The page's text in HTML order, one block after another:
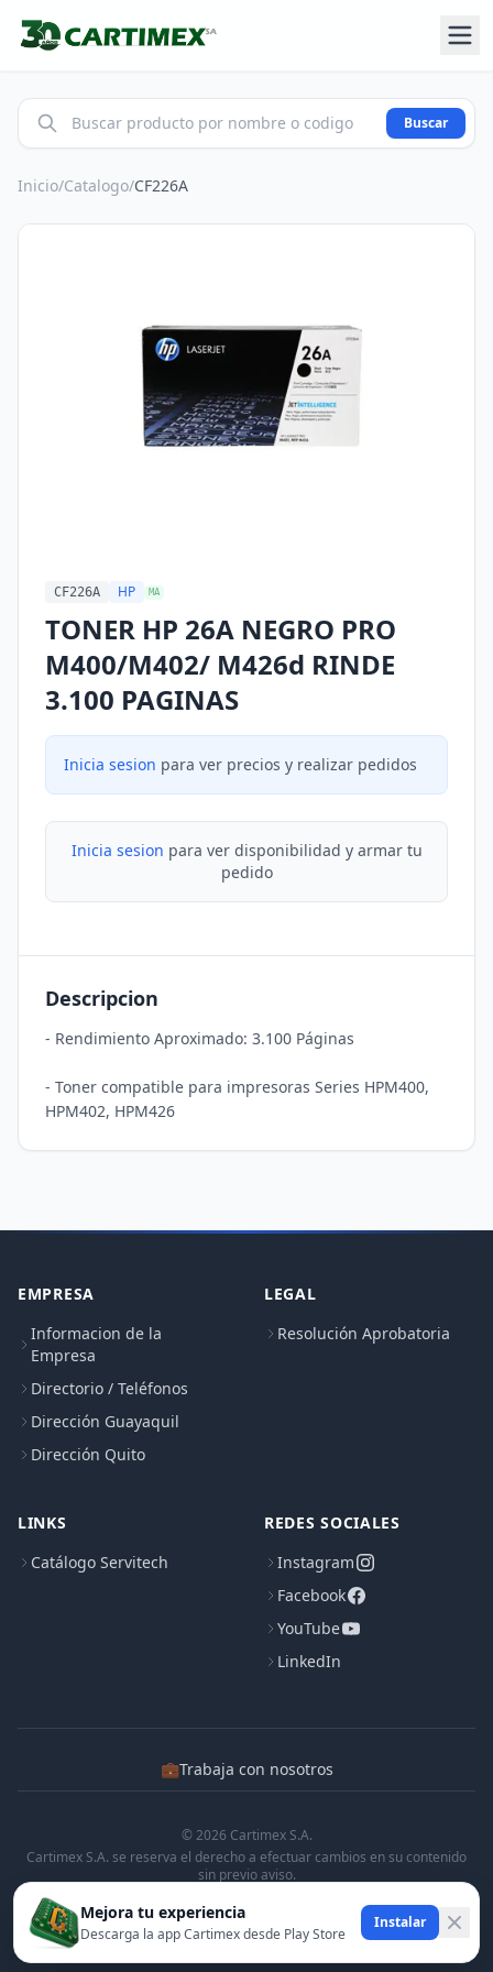
Buscar
Inicio/Catalogo/CF226A
CF226A HP MA
TONER HP 26A NEGRO PRO
M400/M402/ M426d RINDE
3.100 PAGINAS
Inicia sesion para ver precios y realizar pedidos
Inicia sesion para ver disponibilidad y armar tu
pedido
Descripcion
- Rendimiento Aproximado: 3.100 Páginas
- Toner compatible para impresoras Series HPM400,
EMPRESA
Informacion de la
Empresa
Directorio / Teléfonos
Dirección Guayaquil
Dirección Quito
LEGAL
Resolución Aprobatoria
LINKS
Catálogo Servitech
REDES SOCIALES
Instagram
Facebook
YouTube
LinkedIn
💼Trabaja con nosotros
© 2026 Cartimex S.A.
Cartimex S.A. se reserva el derecho a efectuar cambios en su contenido
sin previo aviso.
Cartimex S.A. no manifiesta ni garantiza que la informacion contenida en
esta pagina sea precisa o completa.
Mejora tu experiencia
Descarga la app Cartimex desde Play Store
Instalar